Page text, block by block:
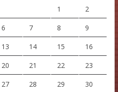
1 2
6 7 8 9
13 14 15 16
20 21 22 23
27 28 29 30